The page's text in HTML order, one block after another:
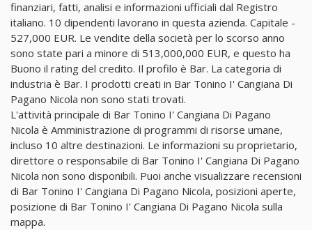
finanziari, fatti, analisi e informazioni ufficiali dal Registro
italiano. 10 dipendenti lavorano in questa azienda. Capitale -
527,000 EUR. Le vendite della società per lo scorso anno
sono state pari a minore di 513,000,000 EUR, e questo ha
Buono il rating del credito. Il profilo è Bar. La categoria di
industria è Bar. I prodotti creati in Bar Tonino I' Cangiana Di
Pagano Nicola non sono stati trovati.
L'attività principale di Bar Tonino I' Cangiana Di Pagano
Nicola è Amministrazione di programmi di risorse umane,
incluso 10 altre destinazioni. Le informazioni su proprietario,
direttore o responsabile di Bar Tonino I' Cangiana Di Pagano
Nicola non sono disponibili. Puoi anche visualizzare recensioni
di Bar Tonino I' Cangiana Di Pagano Nicola, posizioni aperte,
posizione di Bar Tonino I' Cangiana Di Pagano Nicola sulla
mappa.